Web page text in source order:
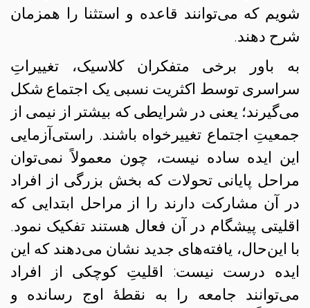
شویم که می‌توانند قاعده و استثنا را همزمان
شرح دهند.
به باور برخی متفکران کلاسیک، تغییراتِ
سراسری توسط اکثریت نسبی یک اجتماع شکل
می‌گیرند؛ یعنی در شرایطی که بیشتر از نیمی از
جمعیتِ اجتماع تغییرخواه باشند. راستی‌آزمایی
این ایده ساده نیست، چون معمولاً نمی‌توان
مراحل پایانی تحولات که بخش بزرگی از افراد
در آن مشارکت دارند را از مراحل ابتدایی که
اقلیتی پیشگام در آن فعال هستند تفکیک نمود.
با این‌حال، یافته‌های جدید نشان می‌دهند که این
ایده درست نیست: اقلیتِ کوچکی از افراد
می‌توانند جامعه را به نقطهٔ اوج رسانده و